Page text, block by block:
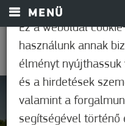
MENÜ
Nem értékelt
Ez a weboldal
használunk annak
élményt
és a hirdetések
valamint a
segítségével történő